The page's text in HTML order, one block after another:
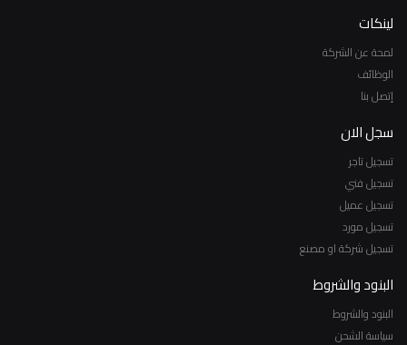
لينكات
لمحة عن الشركة
الوظائف
إتصل بنا
سجل الان
تسجيل تاجر
تسجيل فني
تسجيل عميل
تسجيل مورد
تسجيل شركة او مصنع
البنود والشروط
البنود والشروط
سياسة الشحن